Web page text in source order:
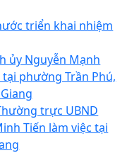
triển khai nhiệm
ủy Nguyễn Mạnh
phường Trần Phú,
trực UBND
Tiến làm việc tại